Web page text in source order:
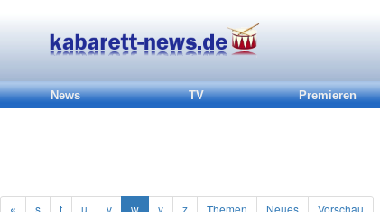
News TV Premieren
s t u v w y z Themen Neues Vorschau